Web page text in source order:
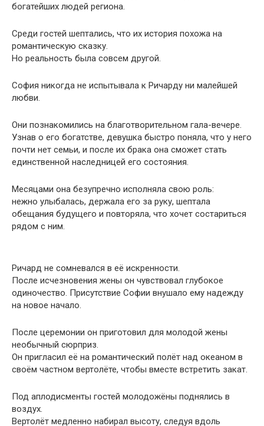
богатейших людей региона.
Среди гостей шептались, что их история похожа на
романтическую сказку.
Но реальность была совсем другой.
София никогда не испытывала к Ричарду ни малейшей
любви.
Они познакомились на благотворительном гала-вечере.
Узнав о его богатстве, девушка быстро поняла, что у него
почти нет семьи, и после их брака она сможет стать
единственной наследницей его состояния.
Месяцами она безупречно исполняла свою роль:
нежно улыбалась, держала его за руку, шептала
обещания будущего и повторяла, что хочет состариться
рядом с ним.
Ричард не сомневался в её искренности.
После исчезновения жены он чувствовал глубокое
одиночество. Присутствие Софии внушало ему надежду
на новое начало.
После церемонии он приготовил для молодой жены
необычный сюрприз.
Он пригласил её на романтический полёт над океаном в
своём частном вертолёте, чтобы вместе встретить закат.
Под аплодисменты гостей молодожёны поднялись в
воздух.
Вертолёт медленно набирал высоту, следуя вдоль